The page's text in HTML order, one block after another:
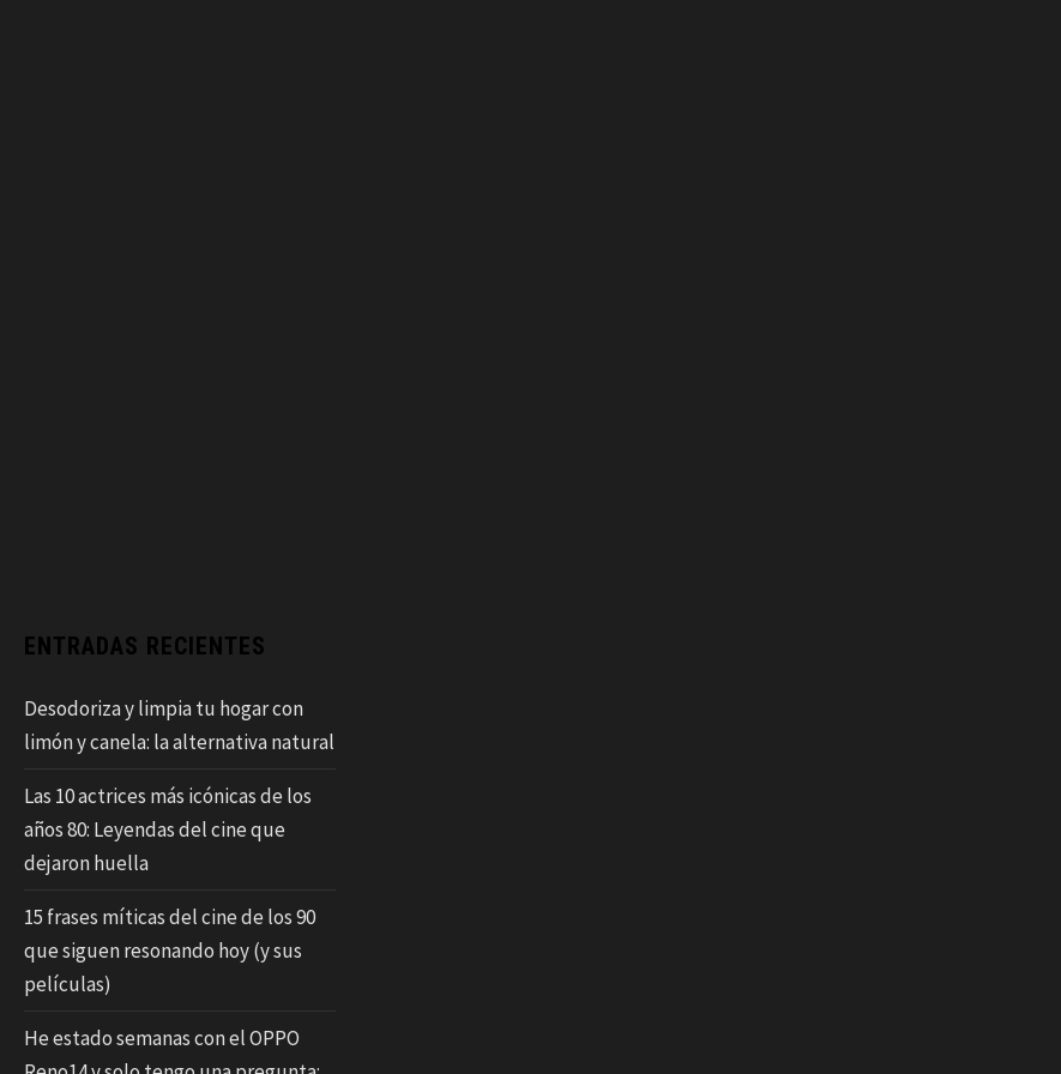
ENTRADAS RECIENTES
Desodoriza y limpia tu hogar con
limón y canela: la alternativa natural
Las 10 actrices más icónicas de los
años 80: Leyendas del cine que
dejaron huella
15 frases míticas del cine de los 90
que siguen resonando hoy (y sus
películas)
He estado semanas con el OPPO